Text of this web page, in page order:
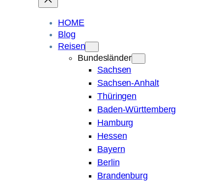
HOME
Blog
Reisen
Bundesländer
Sachsen
Sachsen-Anhalt
Thüringen
Baden-Württemberg
Hamburg
Hessen
Bayern
Berlin
Brandenburg